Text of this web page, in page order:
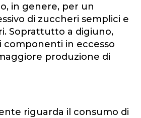
in genere, per un
di zuccheri semplici e
Soprattutto a digiuno,
componenti in eccesso
produzione di
riguarda il consumo di